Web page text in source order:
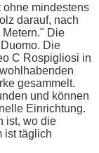
ohne mindestens
darauf, nach
Die
Die
C Rospigliosi in
gesammelt.
und können
Einrichtung.
ist, wo die
ist täglich